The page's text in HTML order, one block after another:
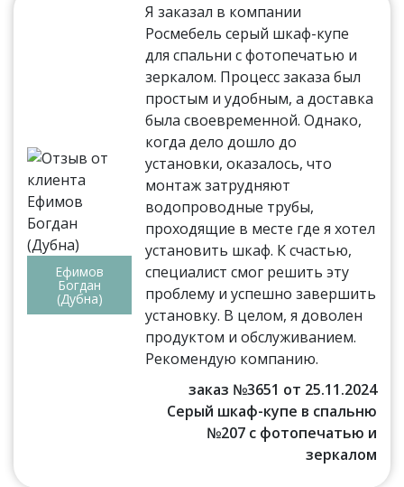
Ефимов
Богдан
(Дубна)
Я заказал в компании
Росмебель серый шкаф-купе
для спальни с фотопечатью и
зеркалом. Процесс заказа был
простым и удобным, а доставка
была своевременной. Однако,
когда дело дошло до
установки, оказалось, что
монтаж затрудняют
водопроводные трубы,
проходящие в месте где я хотел
установить шкаф. К счастью,
специалист смог решить эту
проблему и успешно завершить
установку. В целом, я доволен
продуктом и обслуживанием.
Рекомендую компанию.
заказ №3651 от 25.11.2024
Серый шкаф-купе в спальню
№207 с фотопечатью и
зеркалом